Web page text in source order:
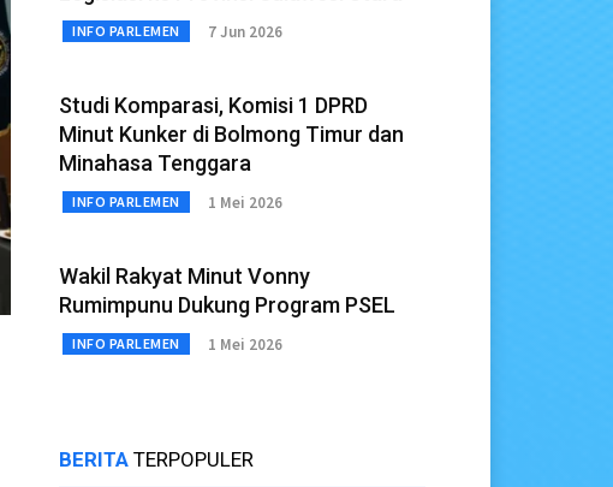
INFO PARLEMEN 7 Jun 2026
Studi Komparasi, Komisi 1 DPRD
Minut Kunker di Bolmong Timur dan
Minahasa Tenggara
INFO PARLEMEN 1 Mei 2026
Wakil Rakyat Minut Vonny
Rumimpunu Dukung Program PSEL
INFO PARLEMEN 1 Mei 2026
BERITA TERPOPULER